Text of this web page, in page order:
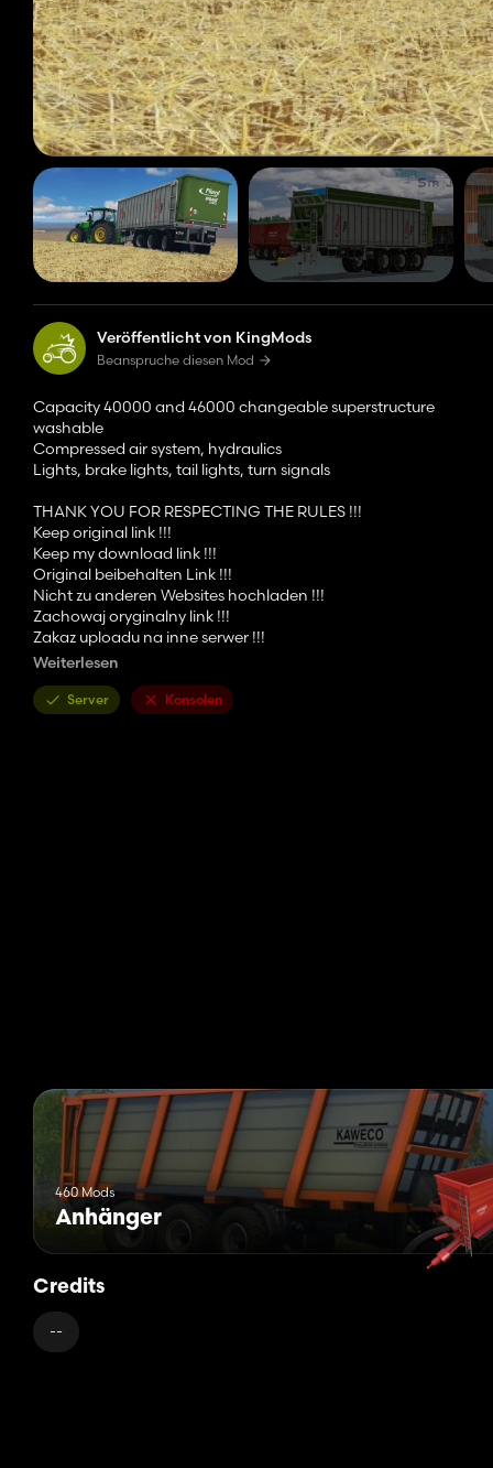
Veröffentlicht von KingMods
Beanspruche diesen Mod
Capacity 40000 and 46000 changeable superstructure
washable
Compressed air system, hydraulics
Lights, brake lights, tail lights, turn signals
THANK YOU FOR RESPECTING THE RULES !!!
Keep original link !!!
Keep my download link !!!
Original beibehalten Link !!!
Nicht zu anderen Websites hochladen !!!
Zachowaj oryginalny link !!!
Zakaz uploadu na inne serwer !!!
Credits:
Weiterlesen
Server Konsolen
460 Mods
Anhänger
Credits
--